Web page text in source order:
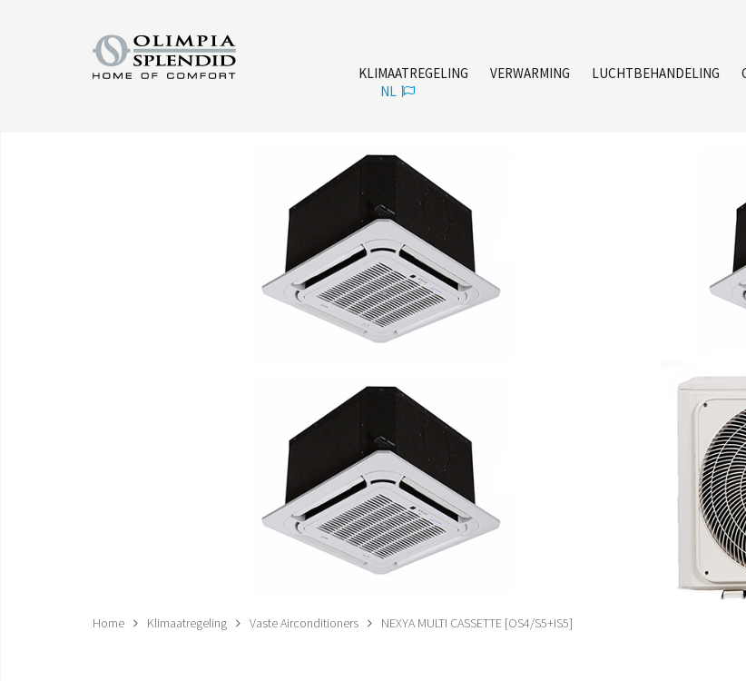
KLIMAATREGELING VERWARMING LUCHTBEHANDELING
NL
Home Klimaatregeling Vaste Airconditioners NEXYA MULTI CASSETTE [OS4/S5+IS5]